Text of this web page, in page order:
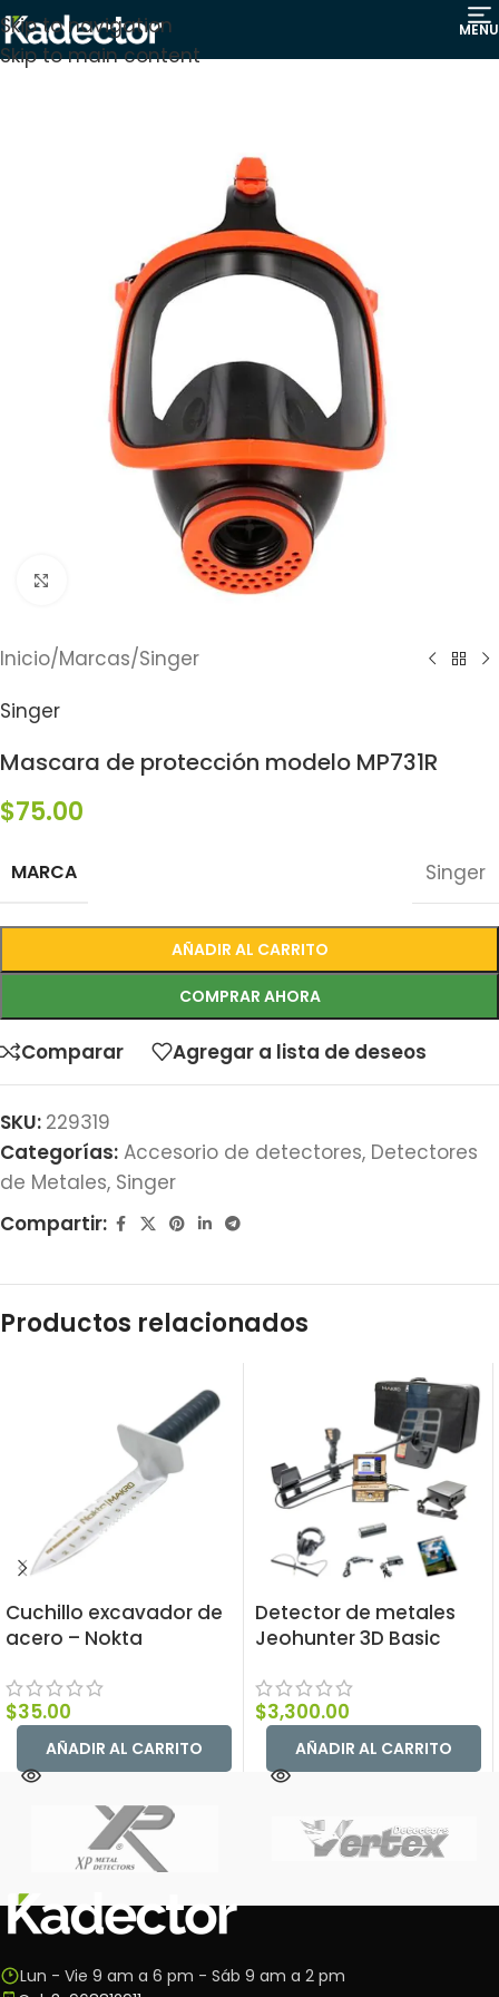
Skip to navigation
Skip to main content
MENU
Click to enlarge
Inicio/Marcas/Singer
Singer
Mascara de protección modelo MP731R
$75.00
MARCA Singer
AÑADIR AL CARRITO
COMPRAR AHORA
Comparar Agregar a lista de deseos
SKU: 229319
Categorías: Accesorio de detectores, Detectores
de Metales, Singer
Compartir:
Productos relacionados
Cuchillo excavador de
acero – Nokta
$35.00
AÑADIR AL CARRITO
Detector de metales
Jeohunter 3D Basic
$3,300.00
AÑADIR AL CARRITO
Lun - Vie 9 am a 6 pm - Sáb 9 am a 2 pm